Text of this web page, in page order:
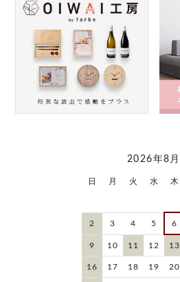
2026年8月
日 月 火 水 木
2 3 4 5 6
9 10 11 12 13
16 17 18 19 20